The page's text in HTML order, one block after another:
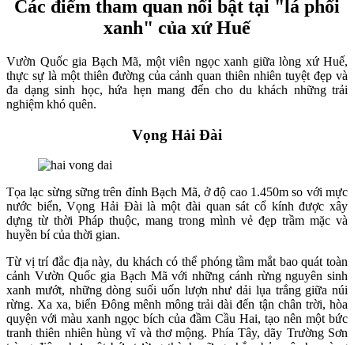
Các điểm tham quan nổi bật tại "lá phổi
xanh" của xứ Huế
Vườn Quốc gia Bạch Mã, một viên ngọc xanh giữa lòng xứ Huế,
thực sự là một thiên đường của cảnh quan thiên nhiên tuyệt đẹp và
đa dạng sinh học, hứa hẹn mang đến cho du khách những trải
nghiệm khó quên.
Vọng Hải Đài
Tọa lạc sừng sững trên đỉnh Bạch Mã, ở độ cao 1.450m so với mực
nước biển, Vọng Hải Đài là một đài quan sát cổ kính được xây
dựng từ thời Pháp thuộc, mang trong mình vẻ đẹp trầm mặc và
huyền bí của thời gian.
Từ vị trí đắc địa này, du khách có thể phóng tầm mắt bao quát toàn
cảnh Vườn Quốc gia Bạch Mã với những cánh rừng nguyên sinh
xanh mướt, những dòng suối uốn lượn như dải lụa trắng giữa núi
rừng. Xa xa, biển Đông mênh mông trải dài đến tận chân trời, hòa
quyện với màu xanh ngọc bích của đầm Cầu Hai, tạo nên một bức
tranh thiên nhiên hùng vĩ và thơ mộng. Phía Tây, dãy Trường Sơn